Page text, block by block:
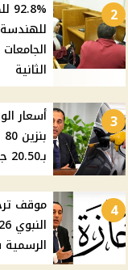
2
الثانية
3
أسعار
بـ20.50 جنيه
4
موقف